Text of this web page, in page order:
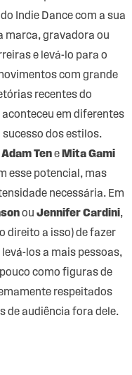
Indie Dance com a sua
marca, gravadora ou
e levá-lo para o
com grande
recentes do
aconteceu em diferentes
dos estilos.
Adam Tene Mita Gami
esse potencial, mas
necessária. Em
ou Jennifer Cardini,
direito a isso) de fazer
los a mais pessoas,
como figuras de
respeitados
de audiência fora dele.